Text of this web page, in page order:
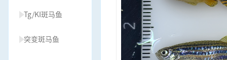
Tg/KI斑马鱼
突变斑马鱼